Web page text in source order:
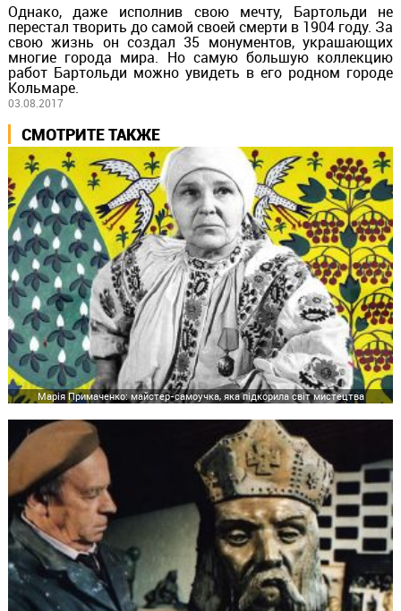
Однако, даже исполнив свою мечту, Бартольди не
перестал творить до самой своей смерти в 1904 году. За
свою жизнь он создал 35 монументов, украшающих
многие города мира. Но самую большую коллекцию
работ Бартольди можно увидеть в его родном городе
Кольмаре.
03.08.2017
СМОТРИТЕ ТАКЖЕ
Марія Примаченко: майстер-самоучка, яка підкорила світ мистецтва